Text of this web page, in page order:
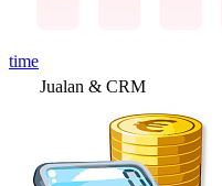
time
Jualan & CRM